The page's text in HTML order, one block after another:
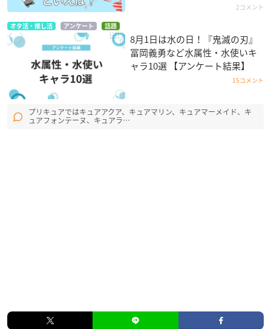
2コメント
オタ活・推し活 アンケート 話題
8月1日は水の日！『鬼滅の刃』
冨岡義勇など水属性・水使いキ
ャラ10選 【アンケート結果】
15コメント
プリキュアではキュアアクア、キュアマリン、キュアマーメイド、キ
ュアフォンテーヌ、キュアラ…